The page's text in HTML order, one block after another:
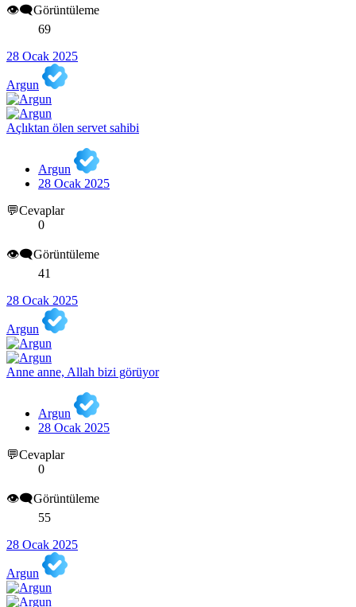
👁️‍🗨️Görüntüleme
69
28 Ocak 2025
Argun
Açlıktan ölen servet sahibi
Argun
28 Ocak 2025
💬Cevaplar
0
👁️‍🗨️Görüntüleme
41
28 Ocak 2025
Argun
Anne anne, Allah bizi görüyor
Argun
28 Ocak 2025
💬Cevaplar
0
👁️‍🗨️Görüntüleme
55
28 Ocak 2025
Argun